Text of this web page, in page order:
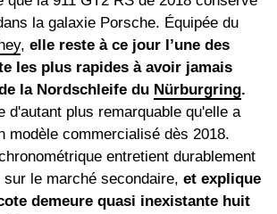
la galaxie Porsche. Équipée du
, elle reste à ce jour l’une des
les plus rapides à avoir jamais
la Nordschleife du Nürburgring.
d'autant plus remarquable qu'elle a
modèle commercialisé dès 2018.
entretient durablement
sur le marché secondaire, et explique
demeure quasi inexistante huit